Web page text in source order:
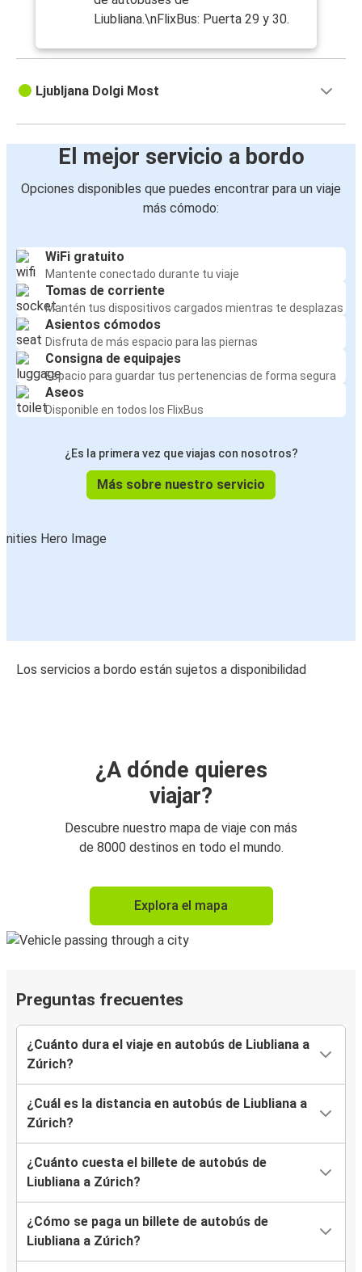
Liubliana.\nFlixBus: Puerta 29 y 30.
Ljubljana Dolgi Most
El mejor servicio a bordo
Opciones disponibles que puedes encontrar para un viaje
más cómodo:
WiFi gratuito
Mantente conectado durante tu viaje
Tomas de corriente
Mantén tus dispositivos cargados mientras te desplazas
Asientos cómodos
Disfruta de más espacio para las piernas
Consigna de equipajes
Espacio para guardar tus pertenencias de forma segura
Aseos
Disponible en todos los FlixBus
¿Es la primera vez que viajas con nosotros?
Más sobre nuestro servicio
Los servicios a bordo están sujetos a disponibilidad
¿A dónde quieres
viajar?
Descubre nuestro mapa de viaje con más
de 8000 destinos en todo el mundo.
Explora el mapa
Preguntas frecuentes
¿Cuánto dura el viaje en autobús de Liubliana a
Zúrich?
¿Cuál es la distancia en autobús de Liubliana a
Zúrich?
¿Cuánto cuesta el billete de autobús de
Liubliana a Zúrich?
¿Cómo se paga un billete de autobús de
Liubliana a Zúrich?